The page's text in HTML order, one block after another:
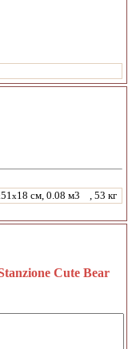
51x18 см, 0.08 м3 , 53 кг
Cute Bear